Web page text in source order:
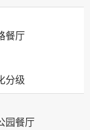
餐厅
分级
园餐厅